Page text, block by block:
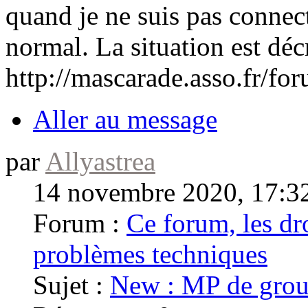
quand je ne suis pas
normal. La situation est
http://mascarade.asso.fr/
Aller au message
par Allyastrea
14 novembre 2020,
Forum : Ce forum, les
problèmes techniques
Sujet : New : MP de